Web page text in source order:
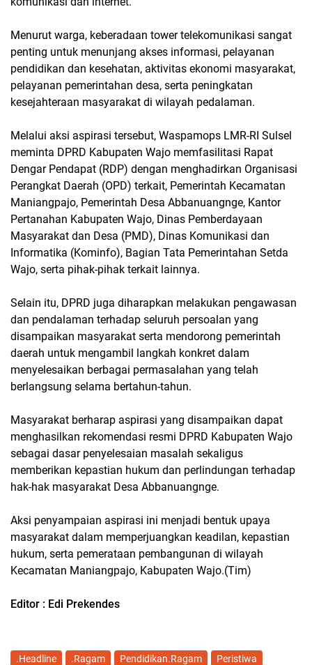
Menurut warga, keberadaan tower telekomunikasi sangat
penting untuk menunjang akses informasi, pelayanan
pendidikan dan kesehatan, aktivitas ekonomi masyarakat,
pelayanan pemerintahan desa, serta peningkatan
kesejahteraan masyarakat di wilayah pedalaman.
Melalui aksi aspirasi tersebut, Waspamops LMR-RI Sulsel
meminta DPRD Kabupaten Wajo memfasilitasi Rapat
Dengar Pendapat (RDP) dengan menghadirkan Organisasi
Perangkat Daerah (OPD) terkait, Pemerintah Kecamatan
Maniangpajo, Pemerintah Desa Abbanuangnge, Kantor
Pertanahan Kabupaten Wajo, Dinas Pemberdayaan
Masyarakat dan Desa (PMD), Dinas Komunikasi dan
Informatika (Kominfo), Bagian Tata Pemerintahan Setda
Wajo, serta pihak-pihak terkait lainnya.
Selain itu, DPRD juga diharapkan melakukan pengawasan
dan pendalaman terhadap seluruh persoalan yang
disampaikan masyarakat serta mendorong pemerintah
daerah untuk mengambil langkah konkret dalam
menyelesaikan berbagai permasalahan yang telah
berlangsung selama bertahun-tahun.
Masyarakat berharap aspirasi yang disampaikan dapat
menghasilkan rekomendasi resmi DPRD Kabupaten Wajo
sebagai dasar penyelesaian masalah sekaligus
memberikan kepastian hukum dan perlindungan terhadap
hak-hak masyarakat Desa Abbanuangnge.
Aksi penyampaian aspirasi ini menjadi bentuk upaya
masyarakat dalam memperjuangkan keadilan, kepastian
hukum, serta pemerataan pembangunan di wilayah
Kecamatan Maniangpajo, Kabupaten Wajo.(Tim)
Editor : Edi Prekendes
.Headline .Ragam Pendidikan.Ragam
Peristiwa